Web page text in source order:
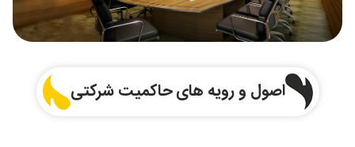
اصول و رویه های حاکمیت شرکتی